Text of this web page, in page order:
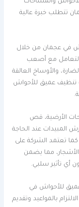
والمساحات
تتطلب خبرة عالية
في عجمان من خلال
مع أصعب
والأوساخ العالقة
تنظيف عميق للأحواش
الأرضية، قص
المبيدات عند الحاجة
تعتمد الشركة على
مما يضمن
أي تأثير سلبي.
عميق للأحواش في
بالمواعيد وتقديم